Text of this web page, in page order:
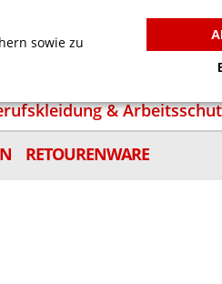
MEIN
&
RETOURENWARE
sowie zu